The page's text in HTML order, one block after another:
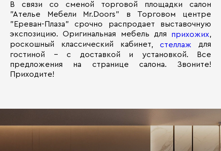
В связи со сменой торговой площадки салон
"Ателье Мебели Mr.Doors" в Торговом центре
"Ереван-Плаза" срочно распродает выставочную
экспозицию. Оригинальная мебель для прихожих
роскошный классический кабинет, стеллаж для
гостиной - с доставкой и установкой. Все
предложения на странице салона. Звоните!
Приходите!